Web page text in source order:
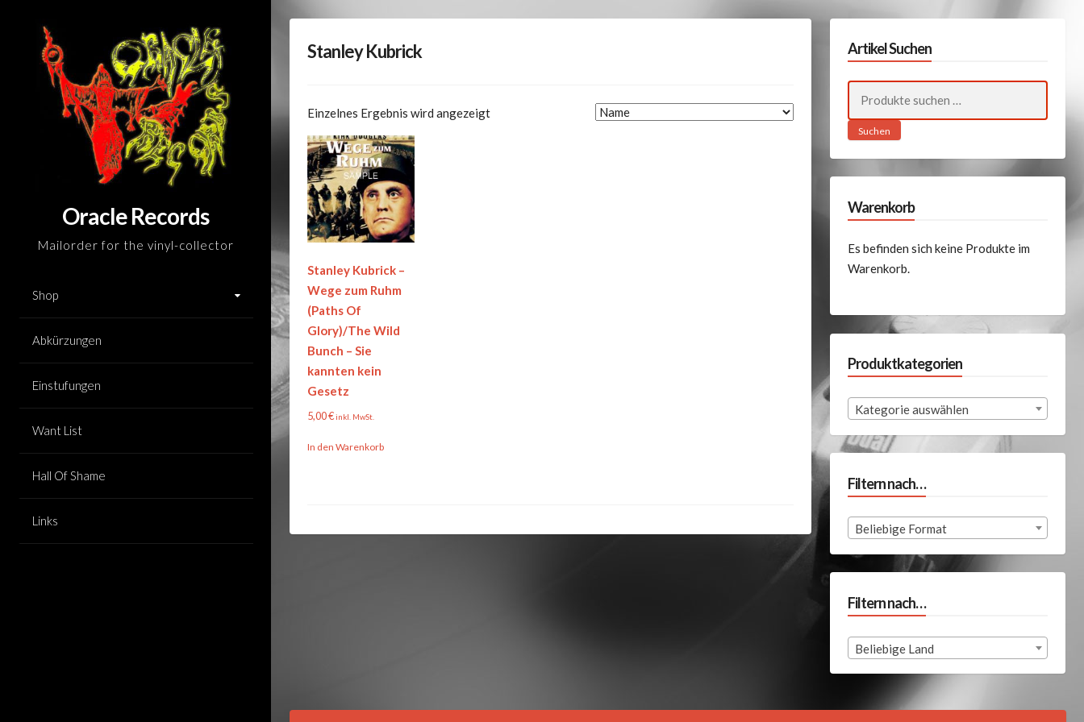
content
Oracle Records
Mailorder for the vinyl-collector
Shop
Abkürzungen
Einstufungen
Want List
Hall Of Shame
Links
Stanley Kubrick
Einzelnes Ergebnis wird angezeigt
Stanley Kubrick –
Wege zum Ruhm
(Paths Of
Glory)/The Wild
Bunch – Sie
kannten kein
Gesetz
5,00€inkl. MwSt.
In den Warenkorb
Artikel Suchen
nach:
Suchen
Warenkorb
Es befinden sich keine Produkte im
Warenkorb.
Produktkategorien
Kategorie auswählen
Filtern nach…
Beliebige Format
Filtern nach…
Beliebige Land